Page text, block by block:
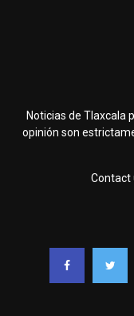
Noticias de Tlaxcala
opinión son
Contact